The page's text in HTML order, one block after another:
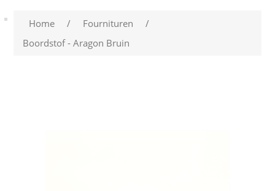
Home / Fournituren
/
Boordstof - Aragon Bruin